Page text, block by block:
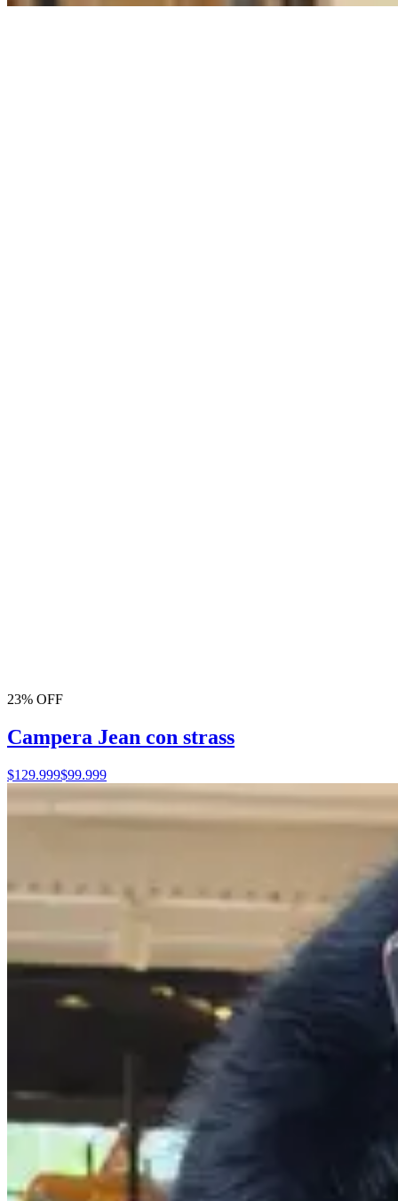
23% OFF
Campera Jean con strass
$129.999$99.999